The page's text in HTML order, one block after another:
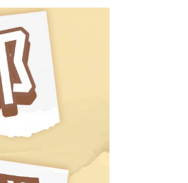
係目的，商店將以您的個人
大進項蒐集、處理及利
確認、核對及更正。
oppay.tw/userRule
帳頁面顯示為準，若有關於
，請聯繫「AFTEE先享後
support/home
先享後付」服務完成之
並將交易相關給付款項請
：
護人之同意方可使用
之損失，本公司不負相關責
帳號之用戶狀況，依本公司